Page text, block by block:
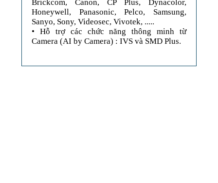
Brickcom, Canon, CP Plus, Dynacolor,
Honeywell, Panasonic, Pelco, Samsung,
Sanyo, Sony, Videosec, Vivotek, .....
• Hỗ trợ các chức năng thông minh từ
Camera (AI by Camera) : IVS và SMD Plus.